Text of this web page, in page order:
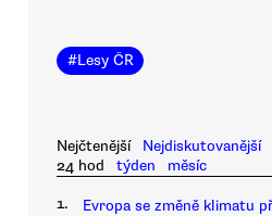
#Lesy ČR
Nejčtenější
Nejdiskutovanější
24 hod
týden měsíc
1.
Evropa se změně klimatu